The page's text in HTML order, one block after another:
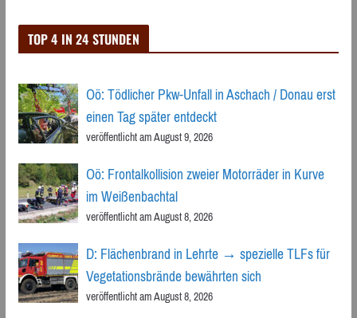
TOP 4 IN 24 STUNDEN
Oö: Tödlicher Pkw-Unfall in Aschach / Donau erst
einen Tag später entdeckt
veröffentlicht am August 9, 2026
Oö: Frontalkollision zweier Motorräder in Kurve
im Weißenbachtal
veröffentlicht am August 8, 2026
D: Flächenbrand in Lehrte → spezielle TLFs für
Vegetationsbrände bewährten sich
veröffentlicht am August 8, 2026